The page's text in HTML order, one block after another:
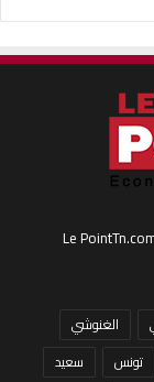
Le
الغنوشي
تونس
سعيد